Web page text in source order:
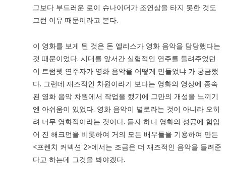
그보다 부드러운 로이 슈나이더가 조연상을 타지 못한 것도
그런 이유 때문이라고 본다.
이 영화를 보게 된 것은 돈 엘리스가 영화 음악을 담당했다는
것 때문이었다. 시대를 앞서간 실험적인 연주를 들려주었던
이 트럼펫 연주자가 영화 음악을 어떻게 만들었냐 가 궁금했
다. 그런데 재즈적인 차원이라기 보다는 영화의 영상에 종속
된 영화 음악 차원에서 작업을 했기에 그만의 개성을 느끼기
엔 아쉬움이 있었다. 영화 음악이 별로라는 것이 아니라 오히
려 너무 영화적이라는 것이다. 듣자 하니 영화의 성공에 힘입
어 진 해크먼을 비롯하여 거의 모든 배우들을 기용하여 만든
<프렌치 커넥션 2>에서는 조금은 더 재즈적인 음악을 들려준
다고 하는데 그것을 봐야겠다.